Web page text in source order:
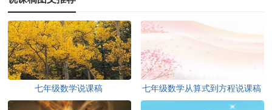
七年级数学说课稿 七年级数学从算式到方程说课稿